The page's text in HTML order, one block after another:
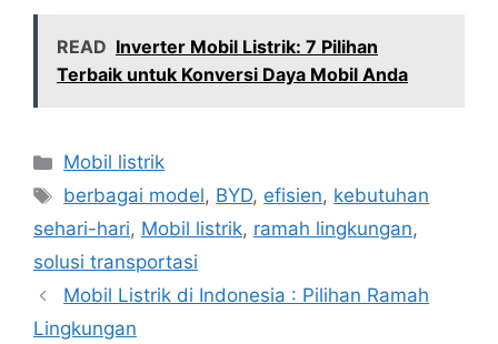
READ Inverter Mobil Listrik: 7 Pilihan
Terbaik untuk Konversi Daya Mobil Anda
Kategori
Mobil listrik
Tag
berbagai model, BYD, efisien, kebutuhan
sehari-hari, Mobil listrik, ramah lingkungan,
solusi transportasi
Mobil Listrik di Indonesia : Pilihan Ramah
Lingkungan